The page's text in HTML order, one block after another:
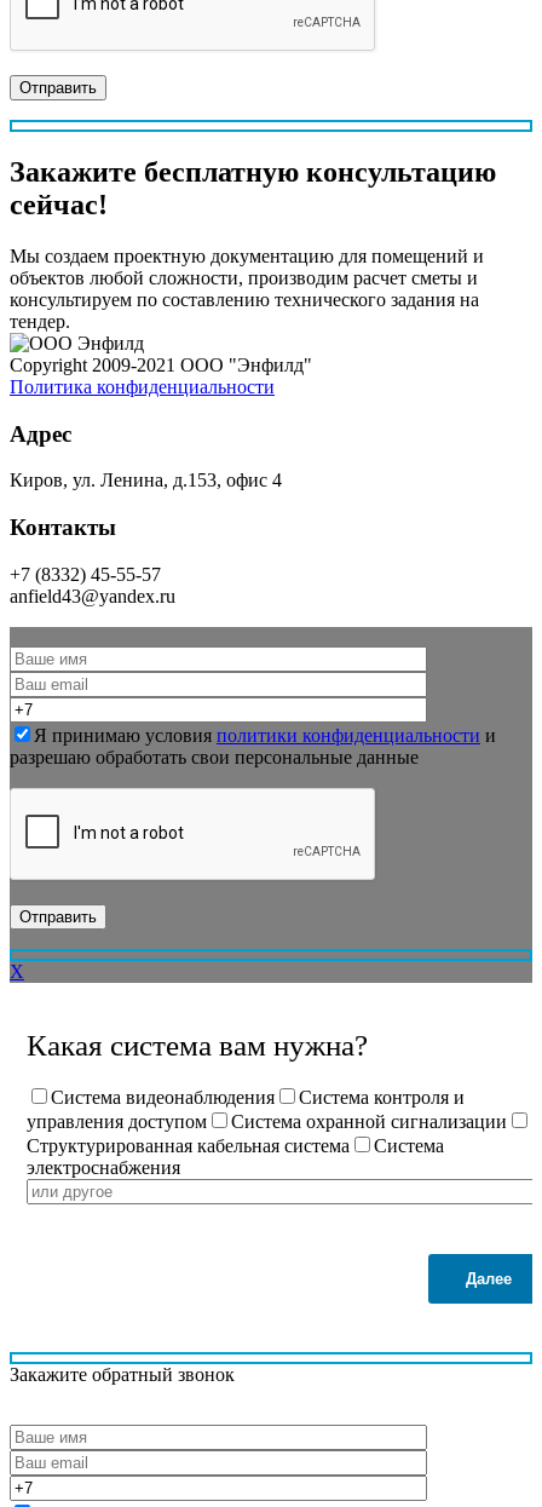
Закажите бесплатную консультацию
сейчас!
Мы создаем проектную документацию для помещений и
объектов любой сложности, производим расчет сметы и
консультируем по составлению технического задания на
тендер.
Copyright 2009-2021 ООО "Энфилд"
Политика конфиденциальности
Адрес
Киров, ул. Ленина, д.153, офис 4
Контакты
+7 (8332) 45-55-57
anfield43@yandex.ru
Я принимаю условия политики конфиденциальности и
разрешаю обработать свои персональные данные
X
Какая система вам нужна?
Система видеонаблюдения
Система контроля и
управления доступом
Система охранной сигнализации
Структурированная кабельная система
Система
электроснабжения
Далее
Закажите обратный звонок